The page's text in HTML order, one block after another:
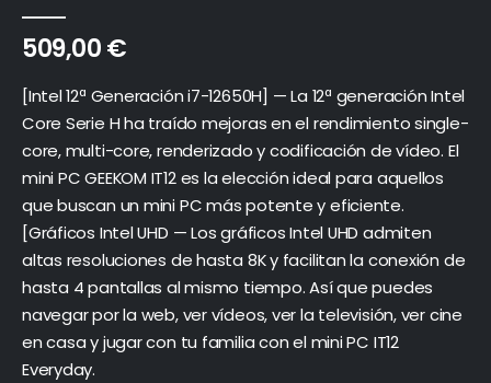
509,00€
[Intel 12ª Generación i7-12650H] — La 12ª generación Intel
Core Serie H ha traído mejoras en el rendimiento single-
core, multi-core, renderizado y codificación de vídeo. El
mini PC GEEKOM IT12 es la elección ideal para aquellos
que buscan un mini PC más potente y eficiente.
[Gráficos Intel UHD — Los gráficos Intel UHD admiten
altas resoluciones de hasta 8K y facilitan la conexión de
hasta 4 pantallas al mismo tiempo. Así que puedes
navegar por la web, ver vídeos, ver la televisión, ver cine
en casa y jugar con tu familia con el mini PC IT12
Everyday.